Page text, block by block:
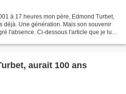
à 17 heures mon père, Edmond Turbet,
déjà. Une génération. Mais son souvenir
l'absence. Ci-dessous l'article que je lui
aurait 100 ans